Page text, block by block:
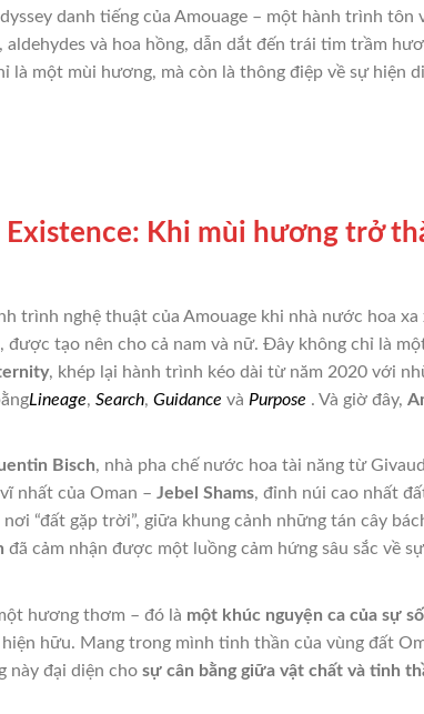
danh tiếng của Amouage – một hành trình tôn
và hoa hồng, dẫn dắt đến trái tim trầm
là một mùi hương, mà còn là thông điệp về sự hiện
Khi mùi hương trở
trình nghệ thuật của Amouage khi nhà nước hoa
, được tạo nên cho cả nam và nữ. Đây không chỉ là
, khép lại hành trình kéo dài từ năm 2020 với
Lineage, Search, Guidance và Purpose . Và giờ đây,
Bisch, nhà pha chế nước hoa tài năng từ
nhất của Oman – Jebel Shams, đỉnh núi cao nhất
“đất gặp trời”, giữa khung cảnh những tán cây
đã cảm nhận được một luồng cảm hứng sâu sắc về
hương thơm – đó là một khúc nguyện ca của sự
hữu. Mang trong mình tinh thần của vùng đất
này đại diện cho sự cân bằng giữa vật chất và tinh